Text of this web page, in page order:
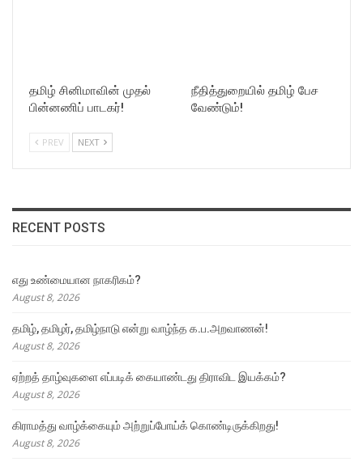
தமிழ் சினிமாவின் முதல்
பின்னணிப் பாடகர்!
நீதித்துறையில் தமிழ் பேச
வேண்டும்!
PREV NEXT
RECENT POSTS
எது உண்மையான நாகரிகம்?
August 8, 2026
தமிழ், தமிழர், தமிழ்நாடு என்று வாழ்ந்த க.ப.அறவாணன்!
August 8, 2026
ஏற்றத் தாழ்வுகளை எப்படிக் கையாண்டது திராவிட இயக்கம்?
August 8, 2026
கிராமத்து வாழ்க்கையும் அற்றுப்போய்க் கொண்டிருக்கிறது!
August 8, 2026